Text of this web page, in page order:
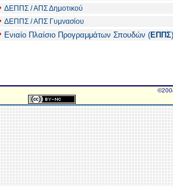
ΔΕΠΠΣ / ΑΠΣ Δημοτικού
ΔΕΠΠΣ / ΑΠΣ Γυμνασίου
Ενιαίο Πλαίσιο Προγραμμάτων Σπουδών (ΕΠΠΣ